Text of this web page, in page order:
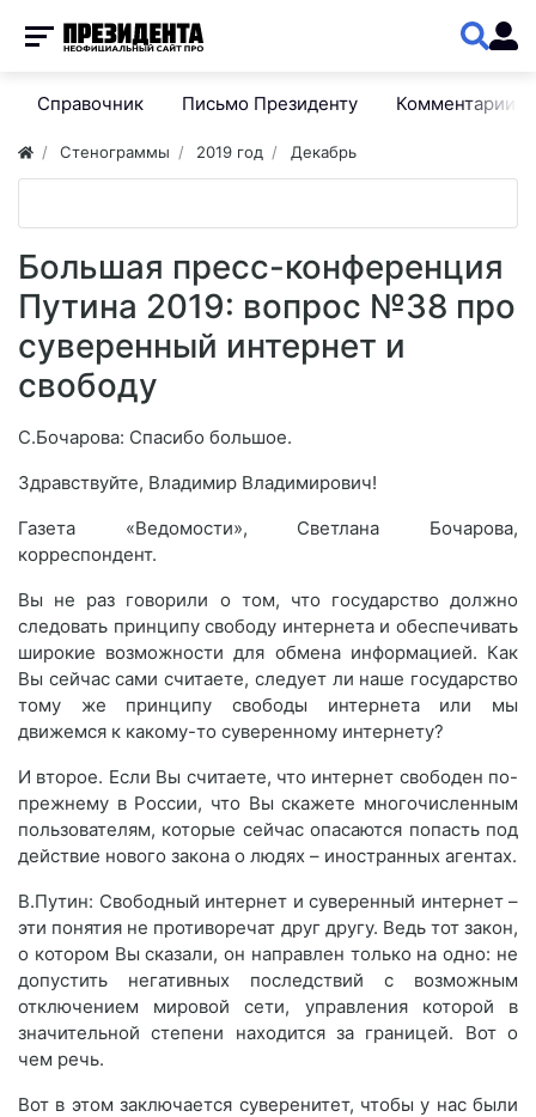
Справочник Письмо Президенту Комментарии
Стенограммы 2019 год Декабрь
Большая пресс-конференция
Путина 2019: вопрос №38 про
суверенный интернет и
свободу
С.Бочарова: Спасибо большое.
Здравствуйте, Владимир Владимирович!
Газета «Ведомости», Светлана Бочарова,
корреспондент.
Вы не раз говорили о том, что государство должно
следовать принципу свободу интернета и обеспечивать
широкие возможности для обмена информацией. Как
Вы сейчас сами считаете, следует ли наше государство
тому же принципу свободы интернета или мы
движемся к какому-то суверенному интернету?
И второе. Если Вы считаете, что интернет свободен по-
прежнему в России, что Вы скажете многочисленным
пользователям, которые сейчас опасаются попасть под
действие нового закона о людях – иностранных агентах.
В.Путин: Свободный интернет и суверенный интернет –
эти понятия не противоречат друг другу. Ведь тот закон,
о котором Вы сказали, он направлен только на одно: не
допустить негативных последствий с возможным
отключением мировой сети, управления которой в
значительной степени находится за границей. Вот о
чем речь.
Вот в этом заключается суверенитет, чтобы у нас были